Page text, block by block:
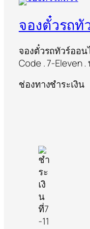
จองตั๋วรถทั
จองตั๋วรถทัวร์ออ
Code . 7-Eleven
ช่องทางชำระเงิน